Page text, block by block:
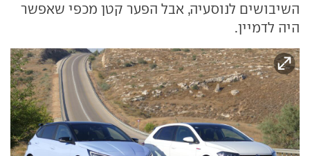
השיבושים לנוסעיה, אבל הפער קטן מכפי שאפשר
היה לדמיין.